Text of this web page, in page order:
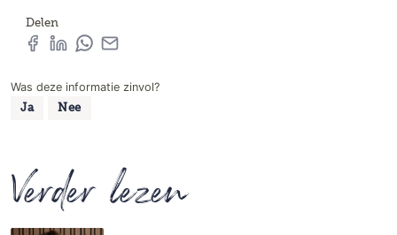
Delen
Was deze informatie zinvol?
Ja Nee
Verder lezen